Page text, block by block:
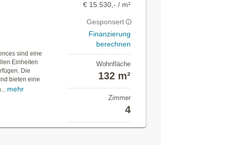
sind eine
Einheiten
Die
bieten eine
mehr
€ 15.530,- / m²
Gesponsert
Finanzierung
berechnen
Wohnfläche
132 m²
Zimmer
4